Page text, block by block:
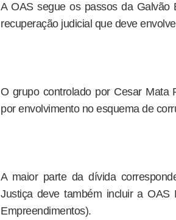
A OAS segue os passos da Galvão
recuperação judicial que deve
O grupo controlado por Cesar
por envolvimento no esquema de
A maior parte da dívida
Justiça deve também incluir a
Empreendimentos).